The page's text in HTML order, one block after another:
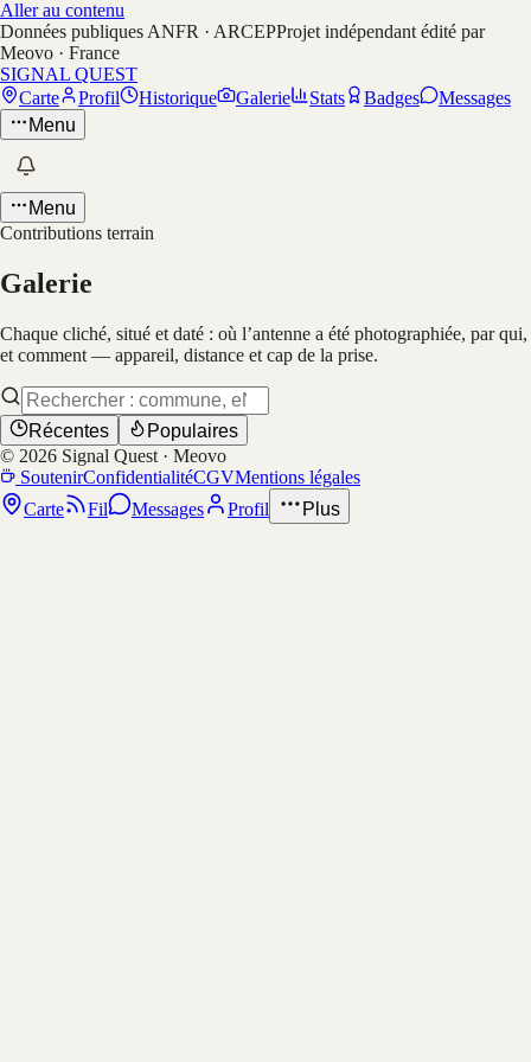
Aller au contenu
Données publiques ANFR · ARCEPProjet indépendant édité par
Meovo · France
SIGNAL QUEST
Carte
Profil Historique Galerie Stats Badges
Messages
Menu
Menu
Contributions terrain
Galerie
Chaque cliché, situé et daté : où l’antenne a été photographiée, par qui,
et comment — appareil, distance et cap de la prise.
Récentes
Populaires
© 2026 Signal Quest · Meovo
SoutenirConfidentialitéCGVMentions légales
Carte
Fil Messages Profil Plus